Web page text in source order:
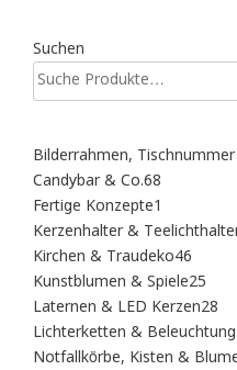
Suchen
Bilderrahmen,
Candybar & Co.68
Fertige Konzepte1
Produkt
Kerzenhalter &
Kirchen & Traudeko46
Kunstblumen & Spiele25
Laternen & LED Kerzen28
Lichterketten & Beleuchtung
Notfallkörbe, Kisten &